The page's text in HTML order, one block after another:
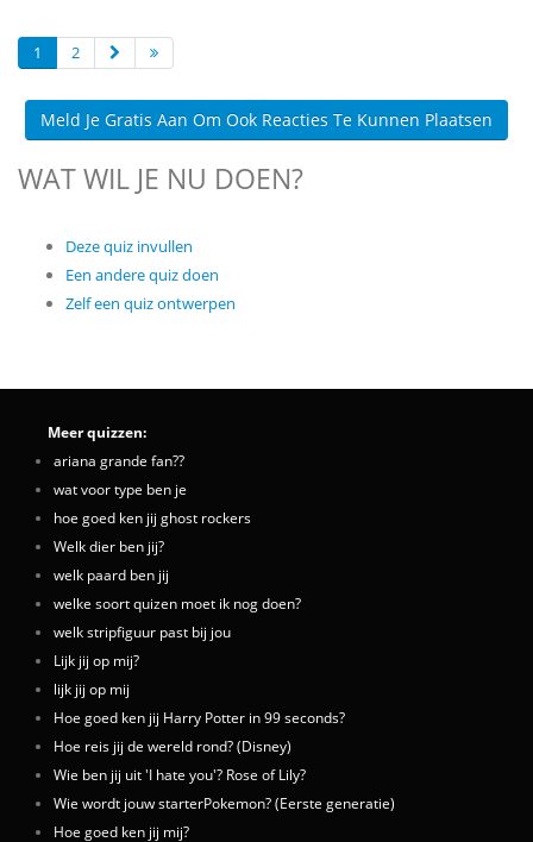
1 2
Meld Je Gratis Aan Om Ook Reacties Te Kunnen Plaatsen
WAT WIL JE NU DOEN?
Deze quiz invullen
Een andere quiz doen
Zelf een quiz ontwerpen
Meer quizzen:
ariana grande fan??
wat voor type ben je
hoe goed ken jij ghost rockers
Welk dier ben jij?
welk paard ben jij
welke soort quizen moet ik nog doen?
welk stripfiguur past bij jou
Lijk jij op mij?
lijk jij op mij
Hoe goed ken jij Harry Potter in 99 seconds?
Hoe reis jij de wereld rond? (Disney)
Wie ben jij uit 'I hate you'? Rose of Lily?
Wie wordt jouw starterPokemon? (Eerste generatie)
Hoe goed ken jij mij?